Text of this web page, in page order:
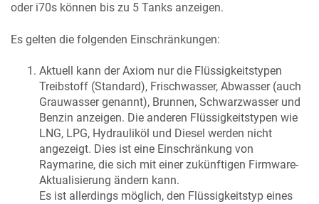
oder i70s können bis zu 5 Tanks anzeigen.
Es gelten die folgenden Einschränkungen:
Aktuell kann der Axiom nur die Flüssigkeitstypen
Treibstoff (Standard), Frischwasser, Abwasser (auch
Grauwasser genannt), Brunnen, Schwarzwasser und
Benzin anzeigen. Die anderen Flüssigkeitstypen wie
LNG, LPG, Hydrauliköl und Diesel werden nicht
angezeigt. Dies ist eine Einschränkung von
Raymarine, die sich mit einer zukünftigen Firmware-
Aktualisierung ändern kann.
Es ist allerdings möglich, den Flüssigkeitstyp eines